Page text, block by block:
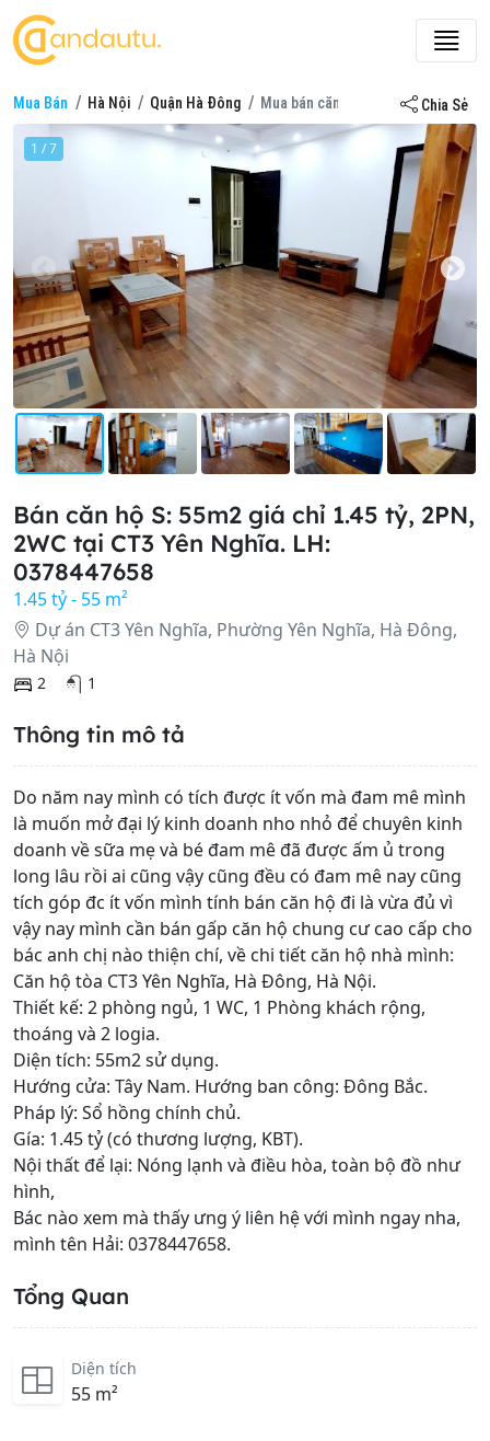
Mua Bán Hà Nội Quận Hà Đông Mua bán căn hộ, chung cư ở Chung
Chia Sẻ
1 / 7
Bán căn hộ S: 55m2 giá chỉ 1.45 tỷ, 2PN,
2WC tại CT3 Yên Nghĩa. LH:
0378447658
1.45 tỷ - 55 m²
Dự án CT3 Yên Nghĩa, Phường Yên Nghĩa, Hà Đông,
Hà Nội
2 1
Thông tin mô tả
Do năm nay mình có tích được ít vốn mà đam mê mình
là muốn mở đại lý kinh doanh nho nhỏ để chuyên kinh
doanh về sữa mẹ và bé đam mê đã được ấm ủ trong
long lâu rồi ai cũng vậy cũng đều có đam mê nay cũng
tích góp đc ít vốn mình tính bán căn hộ đi là vừa đủ vì
vậy nay mình cần bán gấp căn hộ chung cư cao cấp cho
bác anh chị nào thiện chí, về chi tiết căn hộ nhà mình:
Căn hộ tòa CT3 Yên Nghĩa, Hà Đông, Hà Nội.
Thiết kế: 2 phòng ngủ, 1 WC, 1 Phòng khách rộng,
thoáng và 2 logia.
Diện tích: 55m2 sử dụng.
Hướng cửa: Tây Nam. Hướng ban công: Đông Bắc.
Pháp lý: Sổ hồng chính chủ.
Gía: 1.45 tỷ (có thương lượng, KBT).
Nội thất để lại: Nóng lạnh và điều hòa, toàn bộ đồ như
hình,
Bác nào xem mà thấy ưng ý liên hệ với mình ngay nha,
mình tên Hải: 0378447658.
Tổng Quan
Diện tích
55 m²